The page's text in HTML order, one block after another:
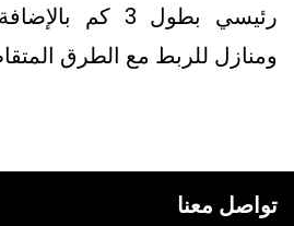
رئيسي بطول 3
ومنازل للربط مع الطرق
تواصل معنا